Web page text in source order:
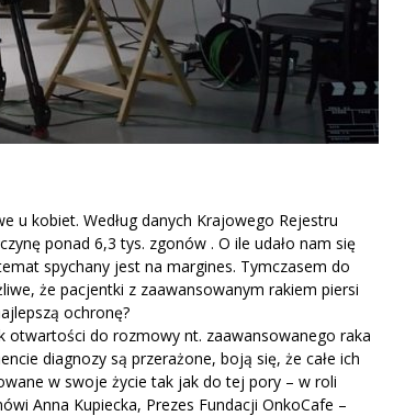
u kobiet. Według danych Krajowego Rejestru
ponad 6,3 tys. zgonów . O ile udało nam się
spychany jest na margines. Tymczasem do
że pacjentki z zaawansowanym rakiem piersi
ochronę?
otwartości do rozmowy nt. zaawansowanego raka
diagnozy są przerażone, boją się, że całe ich
w swoje życie tak jak do tej pory – w roli
Anna Kupiecka, Prezes Fundacji OnkoCafe –